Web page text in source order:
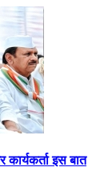
इस बात